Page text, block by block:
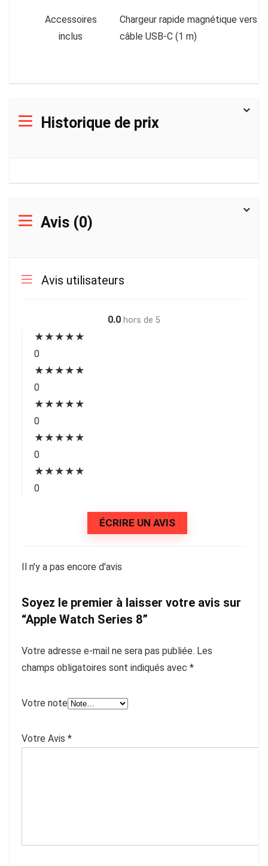
Accessoires
inclus
Chargeur rapide magnétique vers
câble USB-C (1 m)
Historique de prix
Avis (0)
Avis utilisateurs
0.0 hors de 5
★ ★ ★ ★ ★
0
★ ★ ★ ★ ★
0
★ ★ ★ ★ ★
0
★ ★ ★ ★ ★
0
★ ★ ★ ★ ★
0
ÉCRIRE UN AVIS
Il n'y a pas encore d'avis
Soyez le premier à laisser votre avis sur
“Apple Watch Series 8”
Votre adresse e-mail ne sera pas publiée. Les
champs obligatoires sont indiqués avec *
Votre note
Votre Avis *